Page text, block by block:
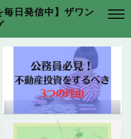
毎日発信中】ザワン